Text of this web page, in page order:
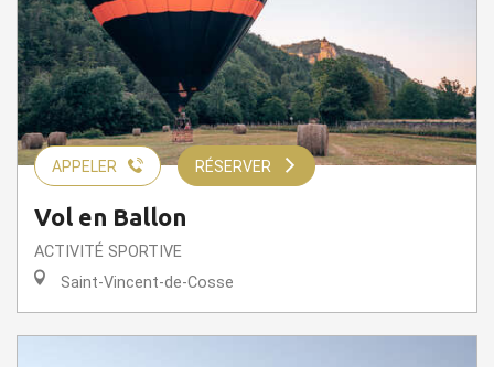
APPELER RÉSERVER
Vol en Ballon
ACTIVITÉ SPORTIVE
Saint-Vincent-de-Cosse